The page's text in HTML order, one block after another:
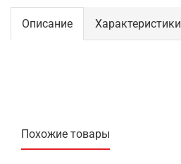
Описание Характеристики
Похожие товары